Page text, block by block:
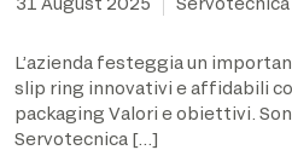
L’azienda festeggia un
slip ring innovativi e affidabili
packaging Valori e obiettivi.
Servotecnica […]